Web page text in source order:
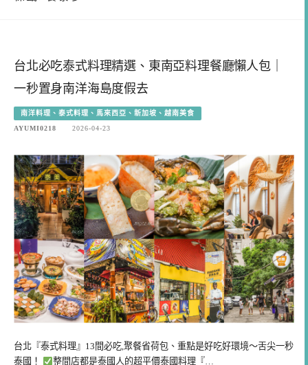
台北必吃泰式料理精選、東南亞料理餐廳懶人包｜
一秒置身南洋海島度假去
南洋料理、泰式料理、馬來西亞、新加坡、越南美食
AYUMI0218
2026-04-23
台北『泰式料理』13間必吃,聚餐省荷包、重點是好吃好環境～舌尖一秒
泰國！
整間店都是泰國人的超平價泰國料理『…